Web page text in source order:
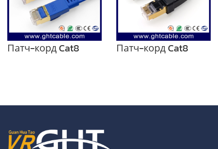
Патч-корд Cat8 Патч-корд Cat8